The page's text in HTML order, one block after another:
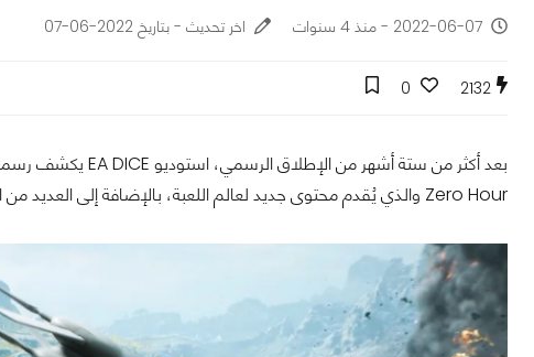
2022-06-07 - منذ 4 سنوات اخر تحديث - بتاريخ 2022-06-07
2132
0
Zero Hour والذي يُقدم محتوى جديد لعالم اللعبة، بالإضافة إلى العديد من التغييرات والتحسينات التي ستجعلها تجربة أفضل لكل اللاعبين.